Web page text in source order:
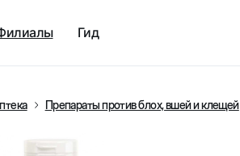
Гид
Препараты против блох, вшей и клещей